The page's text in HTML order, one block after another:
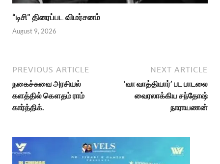
“டிசி” திரைப்பட விமர்சனம்
August 9, 2026
PREVIOUS ARTICLE
நகைச்சுவை அரசியல்
களத்தில் கௌதம் ராம்
கார்த்திக்.
NEXT ARTICLE
‘வா வாத்தியார்’ பட பாடலை
வைரலாக்கிய சந்தோஷ்
நாராயணன்